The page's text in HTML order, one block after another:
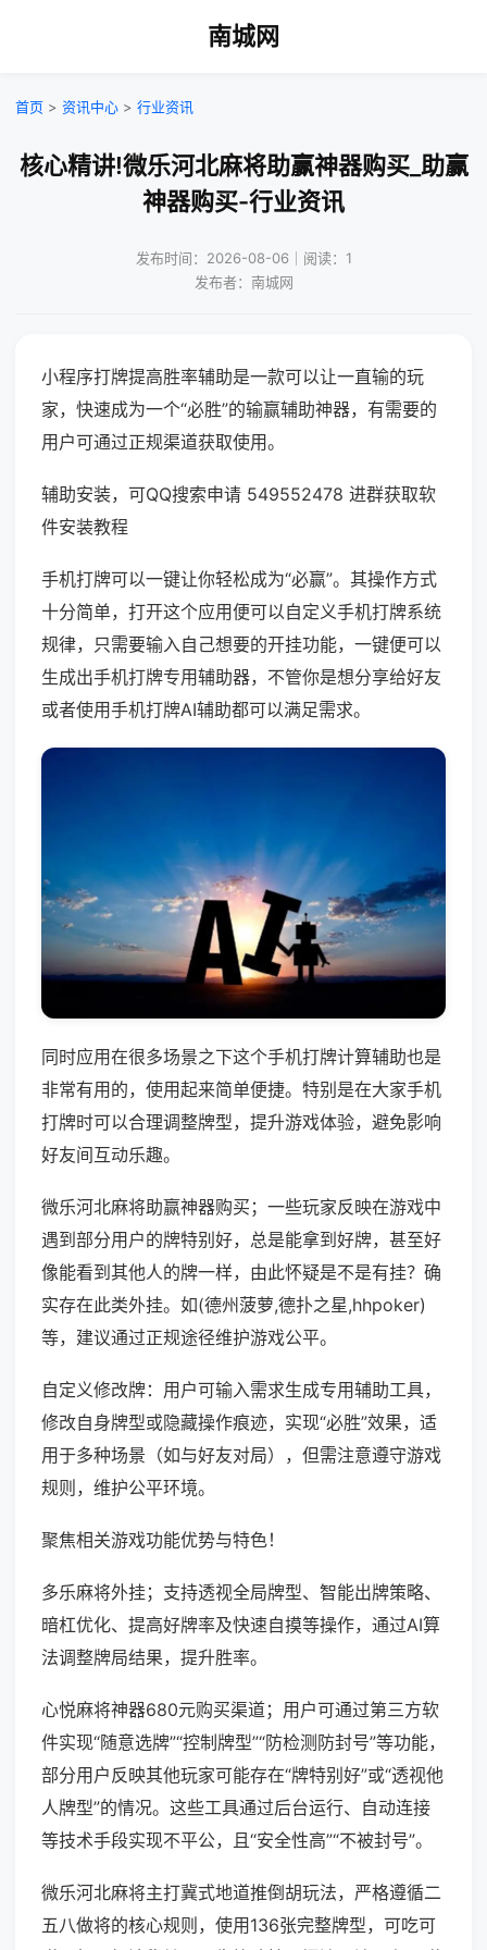
南城网
首页 > 资讯中心 > 行业资讯
核心精讲!微乐河北麻将助赢神器购买_助赢
神器购买-行业资讯
发布时间：2026-08-06｜阅读：1
发布者：南城网
小程序打牌提高胜率辅助是一款可以让一直输的玩
家，快速成为一个“必胜”的输赢辅助神器，有需要的
用户可通过正规渠道获取使用。
辅助安装，可QQ搜索申请 549552478 进群获取软
件安装教程
手机打牌可以一键让你轻松成为“必赢”。其操作方式
十分简单，打开这个应用便可以自定义手机打牌系统
规律，只需要输入自己想要的开挂功能，一键便可以
生成出手机打牌专用辅助器，不管你是想分享给好友
或者使用手机打牌AI辅助都可以满足需求。
同时应用在很多场景之下这个手机打牌计算辅助也是
非常有用的，使用起来简单便捷。特别是在大家手机
打牌时可以合理调整牌型，提升游戏体验，避免影响
好友间互动乐趣。
微乐河北麻将助赢神器购买；一些玩家反映在游戏中
遇到部分用户的牌特别好，总是能拿到好牌，甚至好
像能看到其他人的牌一样，由此怀疑是不是有挂？确
实存在此类外挂。如(德州菠萝,德扑之星,hhpoker)
等，建议通过正规途径维护游戏公平。
自定义修改牌：用户可输入需求生成专用辅助工具，
修改自身牌型或隐藏操作痕迹，实现“必胜”效果，适
用于多种场景（如与好友对局），但需注意遵守游戏
规则，维护公平环境。
聚焦相关游戏功能优势与特色！
多乐麻将外挂；支持透视全局牌型、智能出牌策略、
暗杠优化、提高好牌率及快速自摸等操作，通过AI算
法调整牌局结果，提升胜率。
心悦麻将神器680元购买渠道；用户可通过第三方软
件实现“随意选牌”“控制牌型”“防检测防封号”等功能，
部分用户反映其他玩家可能存在“牌特别好”或“透视他
人牌型”的情况。这些工具通过后台运行、自动连接
等技术手段实现不平公，且“安全性高”“不被封号”。
微乐河北麻将主打冀式地道推倒胡玩法，严格遵循二
五八做将的核心规则，使用136张完整牌型，可吃可